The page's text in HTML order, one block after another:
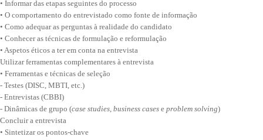
• Informar das etapas seguintes do processo
• O comportamento do entrevistado como fonte de informação
• Como adequar as perguntas à realidade do candidato
• Conhecer as técnicas de formulação e reformulação
• Aspetos éticos a ter em conta na entrevista
Utilizar ferramentas complementares à entrevista
• Ferramentas e técnicas de seleção
- Testes (DISC, MBTI, etc.)
- Entrevistas (CBBI)
- Dinâmicas de grupo (case studies, business cases e problem solving)
Concluir a entrevista
• Sintetizar os pontos-chave